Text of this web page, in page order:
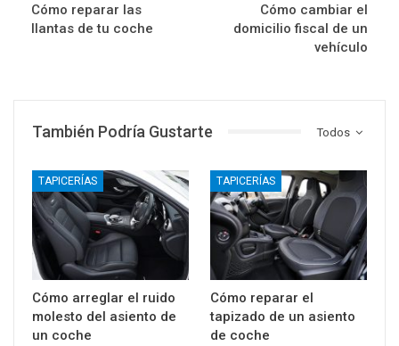
Cómo reparar las
llantas de tu coche
Cómo cambiar el
domicilio fiscal de un
vehículo
Todos
También Podría Gustarte
TAPICERÍAS
Cómo arreglar el ruido
molesto del asiento de
un coche
TAPICERÍAS
Cómo reparar el
tapizado de un asiento
de coche